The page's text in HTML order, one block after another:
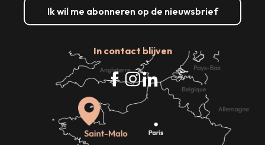
Ik wil me abonneren op de nieuwsbrief
In contact blijven